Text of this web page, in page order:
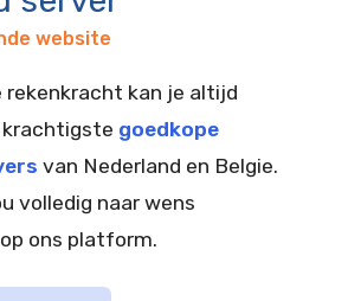
website
rekenkracht kan je altijd
goedkope
van Nederland en Belgie.
volledig naar wens
ons platform.